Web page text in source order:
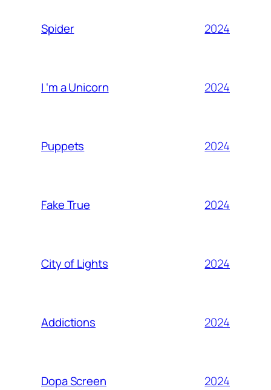
Spider 2024
I ‘m a Unicorn 2024
Puppets 2024
Fake True 2024
City of Lights 2024
Addictions 2024
Dopa Screen 2024